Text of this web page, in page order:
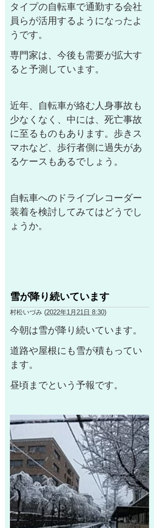
タイプの自転車で通勤する会社
員らが活用するようになったよ
うです。
専門家は、今後も需要が拡大す
ると予測しています。
近年、自転車が絡む人身事故も
少なくなく、中には、死亡事故
に至るものもあります。歩きス
マホなど、歩行者側に過失があ
るケースもあるでしょう。
自転車へのドライブレコーダー
装着を検討してみてはどうでし
ょうか。
雪が降り続いています
村松いづみ (2022年1月21日 8:30)
今朝は雪が降り続いています。
道路や屋根にも雪が積もってい
ます。
昼頃までという予報です。